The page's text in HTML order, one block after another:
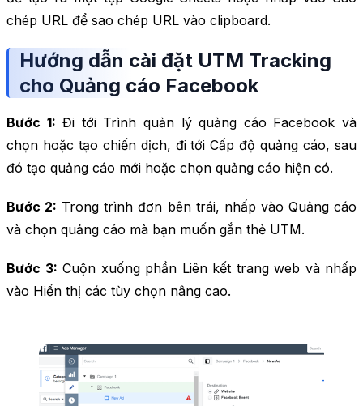
chép URL để sao chép URL vào clipboard.
Hướng dẫn cài đặt UTM Tracking
cho Quảng cáo Facebook
Bước 1: Đi tới Trình quản lý quảng cáo Facebook và
chọn hoặc tạo chiến dịch, đi tới Cấp độ quảng cáo, sau
đó tạo quảng cáo mới hoặc chọn quảng cáo hiện có.
Bước 2: Trong trình đơn bên trái, nhấp vào Quảng cáo
và chọn quảng cáo mà bạn muốn gắn thẻ UTM.
Bước 3: Cuộn xuống phần Liên kết trang web và nhấp
vào Hiển thị các tùy chọn nâng cao.